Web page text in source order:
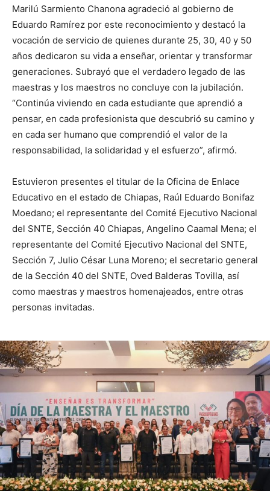
Marilú Sarmiento Chanona agradeció al gobierno de
Eduardo Ramírez por este reconocimiento y destacó la
vocación de servicio de quienes durante 25, 30, 40 y 50
años dedicaron su vida a enseñar, orientar y transformar
generaciones. Subrayó que el verdadero legado de las
maestras y los maestros no concluye con la jubilación.
“Continúa viviendo en cada estudiante que aprendió a
pensar, en cada profesionista que descubrió su camino y
en cada ser humano que comprendió el valor de la
responsabilidad, la solidaridad y el esfuerzo”, afirmó.
Estuvieron presentes el titular de la Oficina de Enlace
Educativo en el estado de Chiapas, Raúl Eduardo Bonifaz
Moedano; el representante del Comité Ejecutivo Nacional
del SNTE, Sección 40 Chiapas, Angelino Caamal Mena; el
representante del Comité Ejecutivo Nacional del SNTE,
Sección 7, Julio César Luna Moreno; el secretario general
de la Sección 40 del SNTE, Oved Balderas Tovilla, así
como maestras y maestros homenajeados, entre otras
personas invitadas.